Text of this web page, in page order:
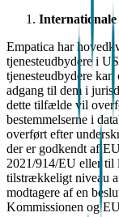
Internationale
Empatica har
tjenesteudbydere i
tjenesteudbydere
adgang til dem i
dette tilfælde vil
bestemmelserne i
overført efter
der er godkendt af
2021/914/EU eller til
tilstrækkeligt niveau
modtagere af en
Kommissionen og